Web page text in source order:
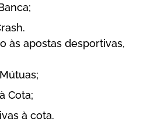
às ароstаs dеsроrtіvаs,
Соtа;
à соtа.